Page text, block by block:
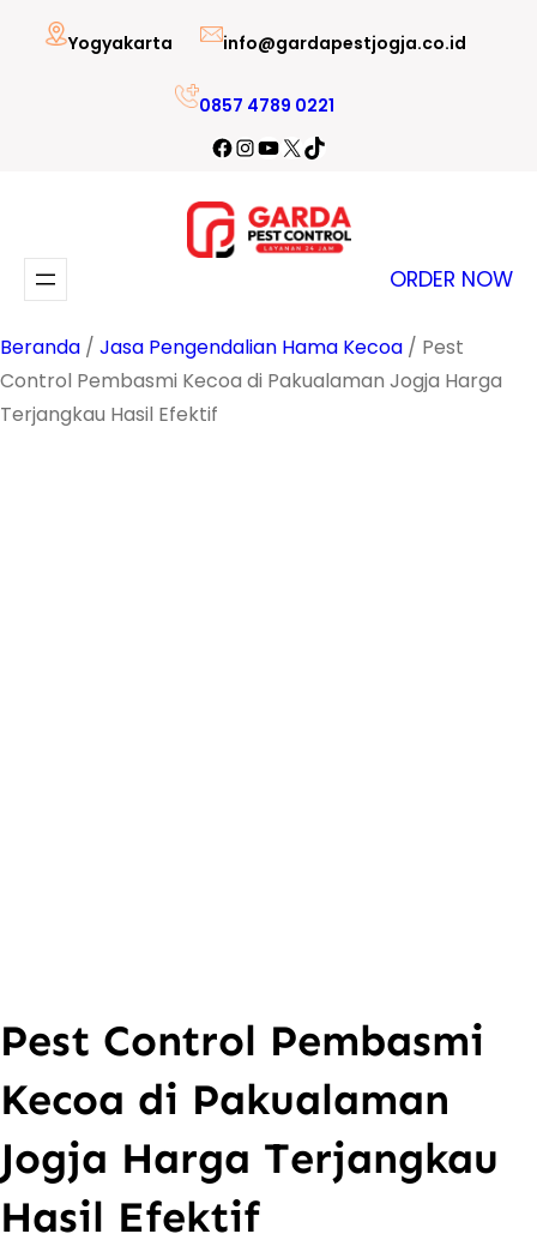
Lewati
Yogyakarta info@gardapestjogja.co.id
0857 4789 0221
Facebook
Instagram
YouTube
X TikTok
ORDER NOW
Beranda / Jasa Pengendalian Hama Kecoa / Pest
Control Pembasmi Kecoa di Pakualaman Jogja Harga
Terjangkau Hasil Efektif
Pest Control Pembasmi
Kecoa di Pakualaman
Jogja Harga Terjangkau
Hasil Efektif